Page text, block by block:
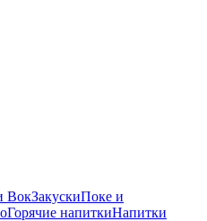
ВокЗакускиПоке и
Горячие напиткиНапитки